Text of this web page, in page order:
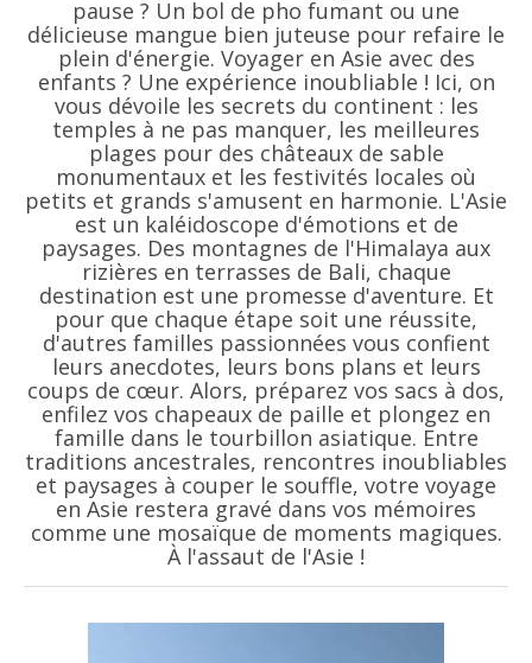
pause ? Un bol de pho fumant ou une
délicieuse mangue bien juteuse pour refaire le
plein d'énergie. Voyager en Asie avec des
enfants ? Une expérience inoubliable ! Ici, on
vous dévoile les secrets du continent : les
temples à ne pas manquer, les meilleures
plages pour des châteaux de sable
monumentaux et les festivités locales où
petits et grands s'amusent en harmonie. L'Asie
est un kaléidoscope d'émotions et de
paysages. Des montagnes de l'Himalaya aux
rizières en terrasses de Bali, chaque
destination est une promesse d'aventure. Et
pour que chaque étape soit une réussite,
d'autres familles passionnées vous confient
leurs anecdotes, leurs bons plans et leurs
coups de cœur. Alors, préparez vos sacs à dos,
enfilez vos chapeaux de paille et plongez en
famille dans le tourbillon asiatique. Entre
traditions ancestrales, rencontres inoubliables
et paysages à couper le souffle, votre voyage
en Asie restera gravé dans vos mémoires
comme une mosaïque de moments magiques.
À l'assaut de l'Asie !